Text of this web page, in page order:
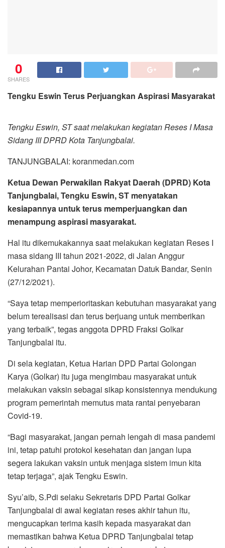
0
SHARES
Tengku Eswin Terus Perjuangkan Aspirasi Masyarakat
Tengku Eswin, ST saat melakukan kegiatan Reses I Masa
Sidang III DPRD Kota Tanjungbalai.
TANJUNGBALAI: koranmedan.com
Ketua Dewan Perwakilan Rakyat Daerah (DPRD) Kota
Tanjungbalai, Tengku Eswin, ST menyatakan
kesiapannya untuk terus memperjuangkan dan
menampung aspirasi masyarakat.
Hal itu dikemukakannya saat melakukan kegiatan Reses I
masa sidang III tahun 2021-2022, di Jalan Anggur
Kelurahan Pantai Johor, Kecamatan Datuk Bandar, Senin
(27/12/2021).
“Saya tetap memperioritaskan kebutuhan masyarakat yang
belum terealisasi dan terus berjuang untuk memberikan
yang terbaik”, tegas anggota DPRD Fraksi Golkar
Tanjungbalai itu.
Di sela kegiatan, Ketua Harian DPD Partai Golongan
Karya (Golkar) itu juga mengimbau masyarakat untuk
melakukan vaksin sebagai sikap konsistennya mendukung
program pemerintah memutus mata rantai penyebaran
Covid-19.
“Bagi masyarakat, jangan pernah lengah di masa pandemi
ini, tetap patuhi protokol kesehatan dan jangan lupa
segera lakukan vaksin untuk menjaga sistem imun kita
tetap terjaga”, ajak Tengku Eswin.
Syu’aib, S.Pdi selaku Sekretaris DPD Partai Golkar
Tanjungbalai di awal kegiatan reses akhir tahun itu,
mengucapkan terima kasih kepada masyarakat dan
memastikan bahwa Ketua DPRD Tanjungbalai tetap